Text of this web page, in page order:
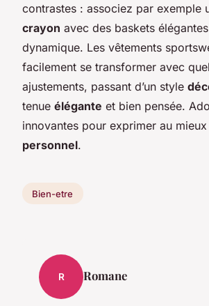
contrastes : associez par exemple
crayon avec des baskets
dynamique. Les vêtements
facilement se transformer avec
ajustements, passant d’un style
tenue élégante et bien pensée.
innovantes pour exprimer au
personnel.
Bien-etre
R Romane